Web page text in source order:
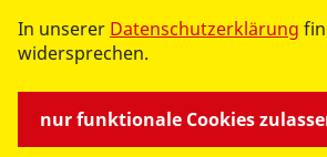
Kita Eichhörnchen
Lern- und
Tagesgruppe
Therapeutische
In unserer Datenschutzerklärung
widersprechen.
nur funktionale Cookies